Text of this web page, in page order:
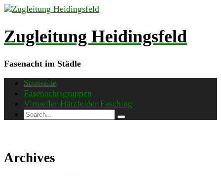
Skip
content
Zugleitung Heidingsfeld
Fasenacht im Städle
Startseite
Fasenachtsgruppen
Virtueller Hätzfelder Fasching
Archives